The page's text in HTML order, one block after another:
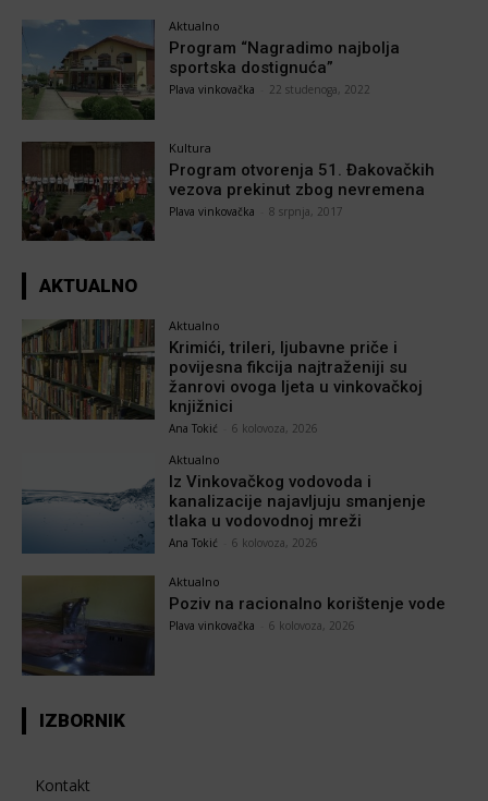
Aktualno
Program “Nagradimo najbolja
sportska dostignuća”
Plava vinkovačka 22 studenoga, 2022
Kultura
Program otvorenja 51. Đakovačkih
vezova prekinut zbog nevremena
Plava vinkovačka 8 srpnja, 2017
AKTUALNO
Aktualno
Krimići, trileri, ljubavne priče i
povijesna fikcija najtraženiji su
žanrovi ovoga ljeta u vinkovačkoj
knjižnici
Ana Tokić 6 kolovoza, 2026
Aktualno
Iz Vinkovačkog vodovoda i
kanalizacije najavljuju smanjenje
tlaka u vodovodnoj mreži
Ana Tokić 6 kolovoza, 2026
Aktualno
Poziv na racionalno korištenje vode
Plava vinkovačka 6 kolovoza, 2026
IZBORNIK
Kontakt